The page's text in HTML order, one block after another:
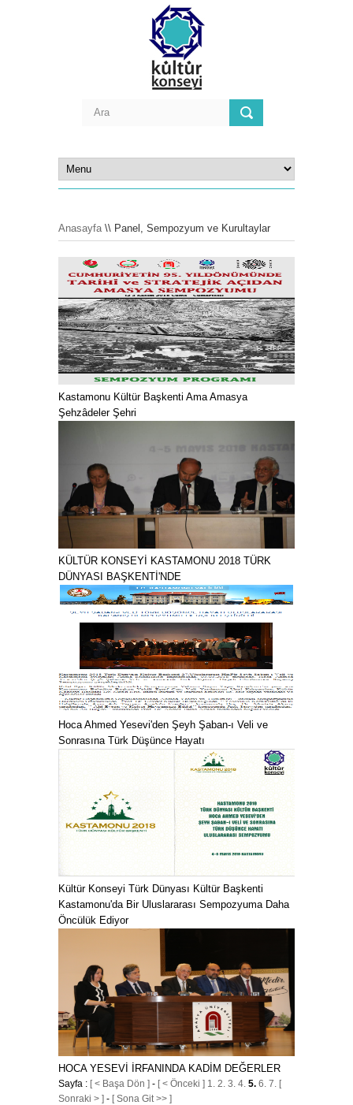
Anasayfa\\ Panel, Sempozyum ve Kurultaylar
Kastamonu Kültür Başkenti Ama Amasya
Şehzâdeler Şehri
KÜLTÜR KONSEYİ KASTAMONU 2018 TÜRK
DÜNYASI BAŞKENTİ'NDE
Hoca Ahmed Yesevi'den Şeyh Şaban-ı Veli ve
Sonrasına Türk Düşünce Hayatı
Kültür Konseyi Türk Dünyası Kültür Başkenti
Kastamonu'da Bir Uluslararası Sempozyuma Daha
Öncülük Ediyor
HOCA YESEVİ İRFANINDA KADİM DEĞERLER
Sayfa : [ < Başa Dön ] - [ < Önceki ] 1. 2. 3. 4. 5. 6. 7. [
Sonraki > ] - [ Sona Git >> ]